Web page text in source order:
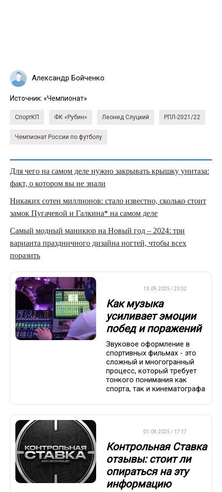
Александр Бойченко
Источник: «Чемпионат»
СпортКП ФК «Рубин» Леонид Слуцкий РПЛ-2021/22
Чемпионат России по футболу
Для чего на самом деле нужно закрывать крышку унитаза:
факт, о котором вы не знали
Никаких сотен миллионов: стало известно, сколько стоит
замок Пугачевой и Галкина* на самом деле
Самый модный маникюр на Новый год – 2024: три
варианта праздничного дизайна ногтей, чтобы всех
поразить
13.09.2025 / 23:32
Как музыка
усиливает эмоции
побед и поражений
Звуковое оформление в
спортивных фильмах - это
сложный и многогранный
процесс, который требует
тонкого понимания как
спорта, так и кинематографа
01.04.2025 / 17:17
Контрольная Ставка
отзывы: стоит ли
опираться на эту
информацию